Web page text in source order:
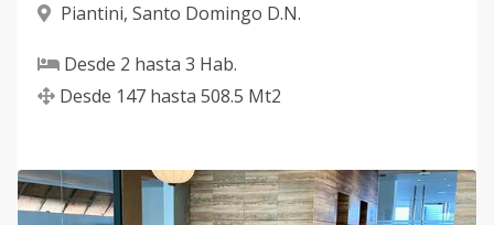
Piantini, Santo Domingo D.N.
Desde 2 hasta 3 Hab.
Desde 147 hasta 508.5 Mt2